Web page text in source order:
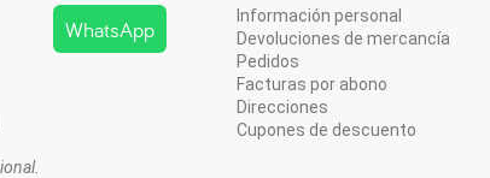
WhatsApp
Información personal
Devoluciones de mercancía
Pedidos
Facturas por abono
Direcciones
Cupones de descuento